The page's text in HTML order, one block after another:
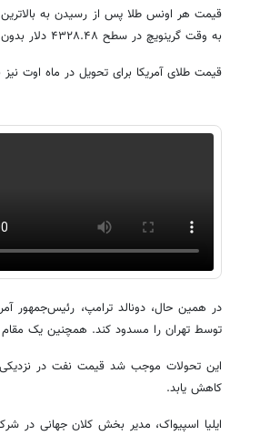
به وقت گرینویچ در سطح ۴۳۲۸.۴۸ دلار بدون تغییر باقی ماند.
قیمت طلای آمریکا برای تحویل در ماه اوت نیز با ۰.۱ درصد کاهش به ۴۳۴۸.۲۰ دلار
در همین حال، دونالد ترامپ، رئیس‌جمهور
توسط تهران را مسدود کند. همچنین یک
این تحولات موجب شد قیمت نفت در نزدیکی
کاهش یابد.